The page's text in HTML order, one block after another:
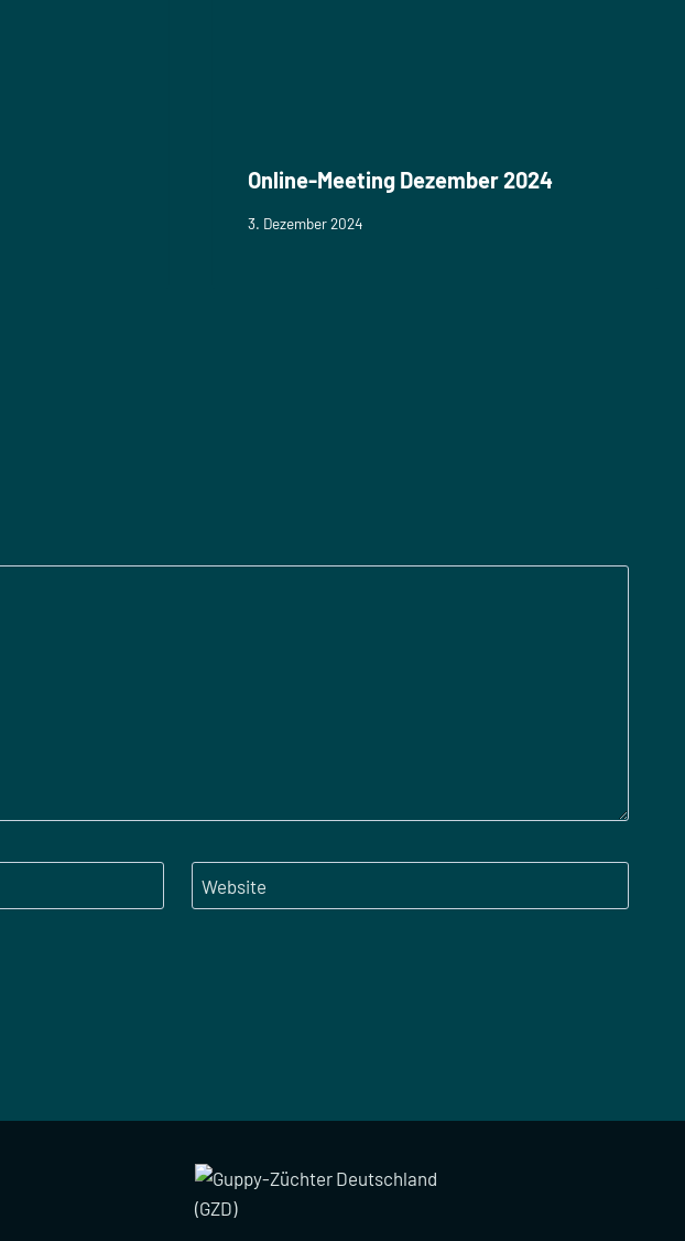
Online-Meeting Dezember 2024
3. Dezember 2024
Website